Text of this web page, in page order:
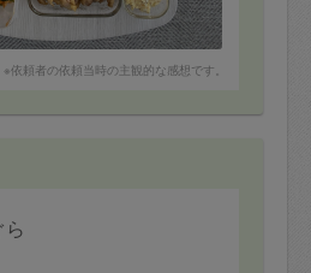
※依頼者の依頼当時の主観的な感想です。